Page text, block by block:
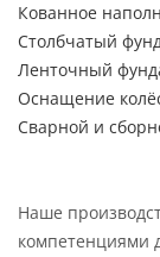
Кованное
Столбчатый
Ленточный
Оснащение
Сварной и
Наше
компетенциями